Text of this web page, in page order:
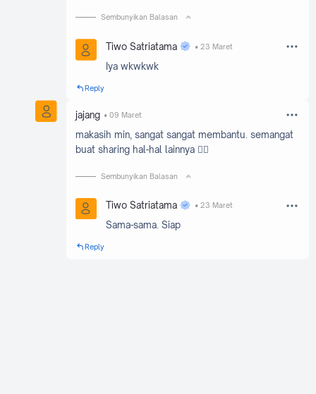
Sembunyikan Balasan
Tiwo Satriatama 23 Maret
Iya wkwkwk
Reply
jajang 09 Maret
makasih min, sangat sangat membantu. semangat
buat sharing hal-hal lainnya 👍🏼
Sembunyikan Balasan
Tiwo Satriatama 23 Maret
Sama-sama. Siap
Reply